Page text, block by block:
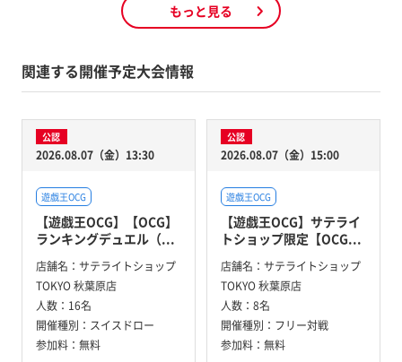
もっと見る
関連する開催予定大会情報
公認
2026.08.07（金）13:30
遊戯王OCG
【遊戯王OCG】【OCG】
ランキングデュエル（...
店舗名： サテライトショップ
TOKYO 秋葉原店
人数： 16名
開催種別： スイスドロー
参加料： 無料
公認
2026.08.07（金）15:00
遊戯王OCG
【遊戯王OCG】サテライ
トショップ限定【OCG...
店舗名： サテライトショップ
TOKYO 秋葉原店
人数： 8名
開催種別： フリー対戦
参加料： 無料